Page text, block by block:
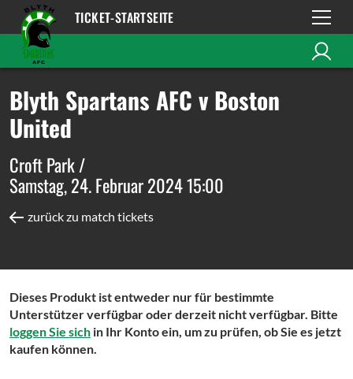
TICKET-STARTSEITE
Blyth Spartans AFC v Boston
United
Croft Park /
Samstag, 24. Februar 2024 15:00
zurück zu match tickets
Dieses Produkt ist entweder nur für bestimmte
Unterstützer verfügbar oder derzeit nicht verfügbar. Bitte
loggen Sie sich in Ihr Konto ein, um zu prüfen, ob Sie es jetzt
kaufen können.